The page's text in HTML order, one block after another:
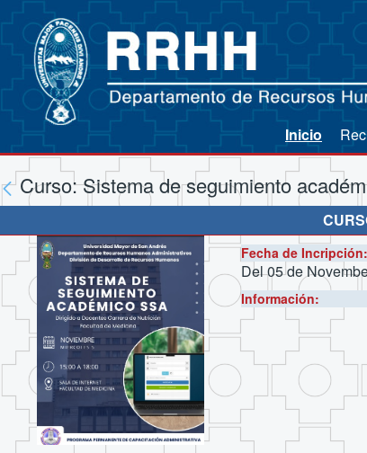
Inicio
Curso: Sistema de seguimiento
Fecha de Incripción:
Del 05 de
Información: